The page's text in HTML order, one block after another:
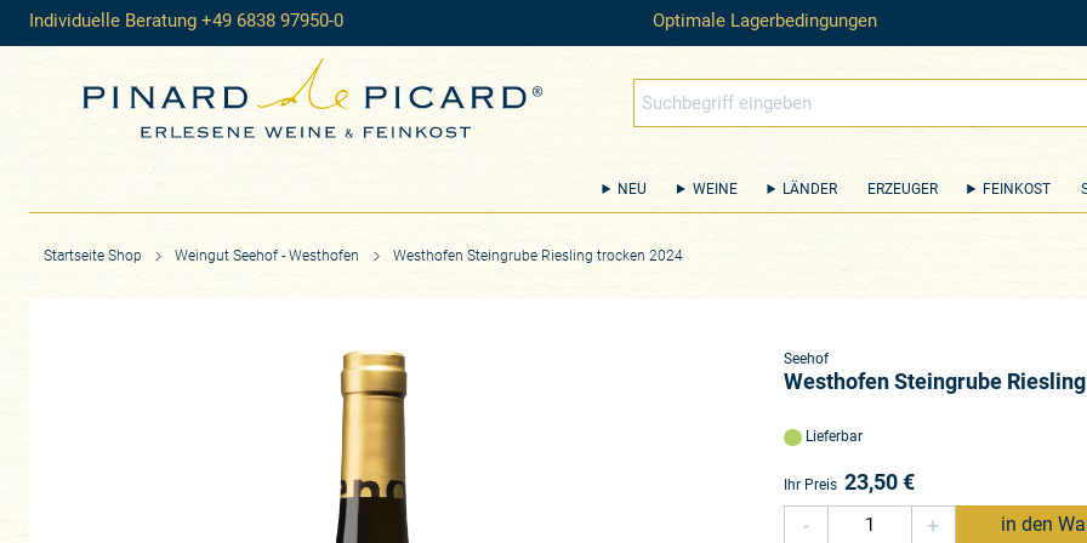
Individuelle Beratung +49 6838 97950-0 Optimale Lagerbedingungen
NEU WEINE LÄNDER ERZEUGER FEINKOST
Startseite Shop Weingut Seehof - Westhofen Westhofen Steingrube Riesling trocken 2024
Seehof
Westhofen Steingrube
Lieferbar
Ihr Preis 23,50€
-
+ in den